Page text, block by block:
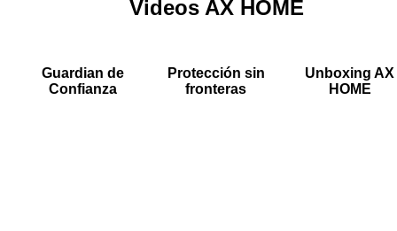
Videos AX HOME
Guardian de
Confianza
Protección sin
fronteras
Unboxing AX
HOME